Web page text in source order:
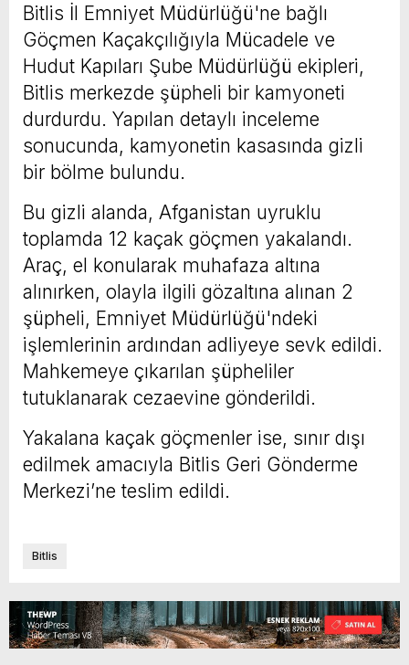
Bitlis İl Emniyet Müdürlüğü'ne bağlı
Göçmen Kaçakçılığıyla Mücadele ve
Hudut Kapıları Şube Müdürlüğü ekipleri,
Bitlis merkezde şüpheli bir kamyoneti
durdurdu. Yapılan detaylı inceleme
sonucunda, kamyonetin kasasında gizli
bir bölme bulundu.
Bu gizli alanda, Afganistan uyruklu
toplamda 12 kaçak göçmen yakalandı.
Araç, el konularak muhafaza altına
alınırken, olayla ilgili gözaltına alınan 2
şüpheli, Emniyet Müdürlüğü'ndeki
işlemlerinin ardından adliyeye sevk edildi.
Mahkemeye çıkarılan şüpheliler
tutuklanarak cezaevine gönderildi.
Yakalana kaçak göçmenler ise, sınır dışı
edilmek amacıyla Bitlis Geri Gönderme
Merkezi’ne teslim edildi.
Bitlis